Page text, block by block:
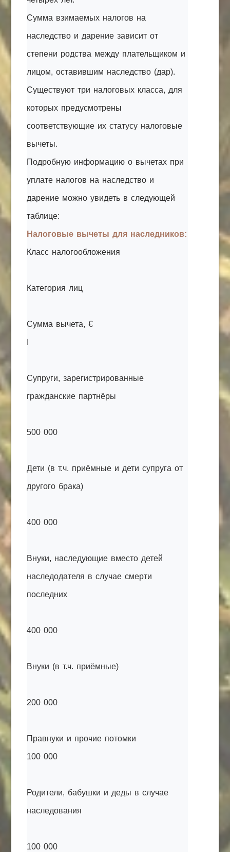
Сумма взимаемых налогов на
наследство и дарение зависит от
степени родства между плательщиком и
лицом, оставившим наследство (дар).
Существуют три налоговых класса, для
которых предусмотрены
соответствующие их статусу налоговые
вычеты.
Подробную информацию о вычетах при
уплате налогов на наследство и
дарение можно увидеть в следующей
таблице:
Налоговые вычеты для наследников:
Класс налогообложения
Категория лиц
Сумма вычета, €
Супруги, зарегистрированные
гражданские партнёры
500 000
Дети (в т.ч. приёмные и дети супруга от
другого брака)
400 000
Внуки, наследующие вместо детей
наследодателя в случае смерти
последних
400 000
Внуки (в т.ч. приёмные)
200 000
Правнуки и прочие потомки
100 000
Родители, бабушки и деды в случае
наследования
100 000